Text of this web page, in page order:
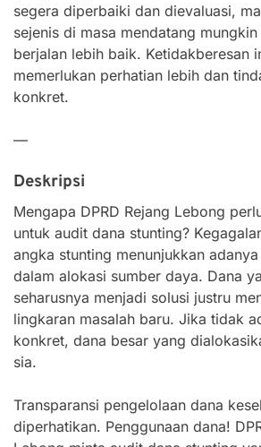
segera diperbaiki dan dievaluasi,
sejenis di masa mendatang
berjalan lebih baik. Ketidakberesan
memerlukan perhatian lebih dan
konkret.
—
Deskripsi
Mengapa DPRD Rejang Lebong
untuk audit dana stunting?
angka stunting menunjukkan
dalam alokasi sumber daya. Dana
seharusnya menjadi solusi justru
lingkaran masalah baru. Jika tidak
konkret, dana besar yang
sia.
Transparansi pengelolaan dana
diperhatikan. Penggunaan dana!